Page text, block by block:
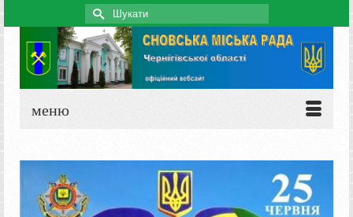
Search
for:
меню